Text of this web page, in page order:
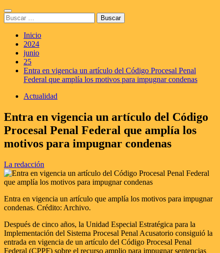
Saltar
al
contenido
Menú
principal
Buscar:
Inicio
2024
junio
25
Entra en vigencia un artículo del Código Procesal Penal
Federal que amplía los motivos para impugnar condenas
Actualidad
Entra en vigencia un artículo del Código
Procesal Penal Federal que amplía los
motivos para impugnar condenas
La redacción
Entra en vigencia un artículo que amplía los motivos para impugnar
condenas. Crédito: Archivo.
Después de cinco años, la Unidad Especial Estratégica para la
Implementación del Sistema Procesal Penal Acusatorio consiguió la
entrada en vigencia de un artículo del Código Procesal Penal
Federal (CPPF) sobre el recurso amplio para impugnar sentencias